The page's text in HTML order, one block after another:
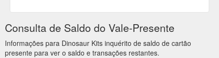
Consulta de Saldo do Vale-Presente
Informações para Dinosaur Kits inquérito de saldo de cartão
presente para ver o saldo e transações restantes.